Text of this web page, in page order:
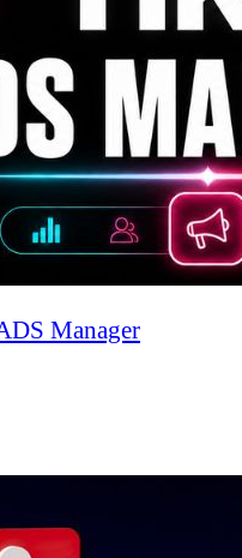
Manager